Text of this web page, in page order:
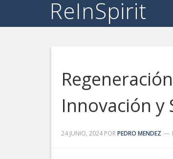
ReInSpirit
Innovación y
24 JUNIO, 2024 PORPEDRO MENDEZ